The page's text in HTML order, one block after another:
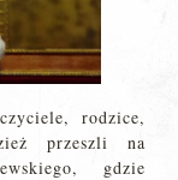
rodzice,
przeszli na
gdzie